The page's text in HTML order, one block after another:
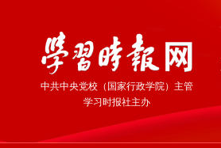
中共中央党校（国家行政学院）主管
学习时报社主办